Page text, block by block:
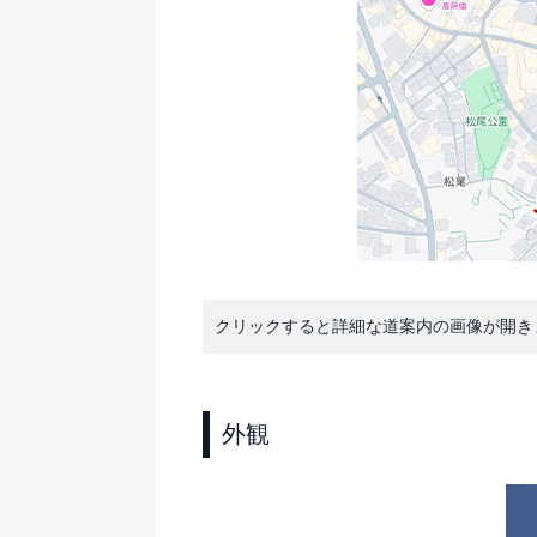
クリックすると詳細な道案内の画像が開き
外観